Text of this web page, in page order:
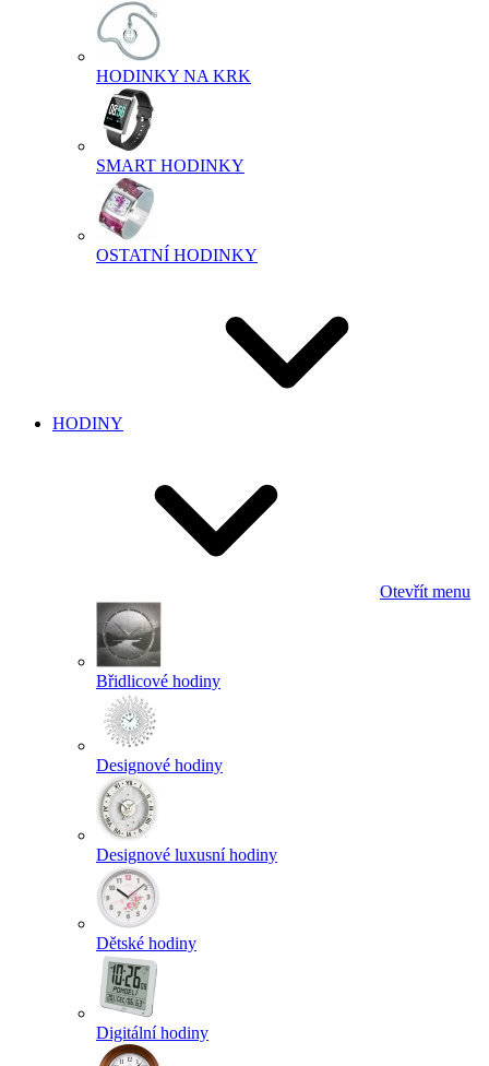
HODINKY NA KRK
SMART HODINKY
OSTATNÍ HODINKY
HODINY
Otevřít menu
Břidlicové hodiny
Designové hodiny
Designové luxusní hodiny
Dětské hodiny
Digitální hodiny